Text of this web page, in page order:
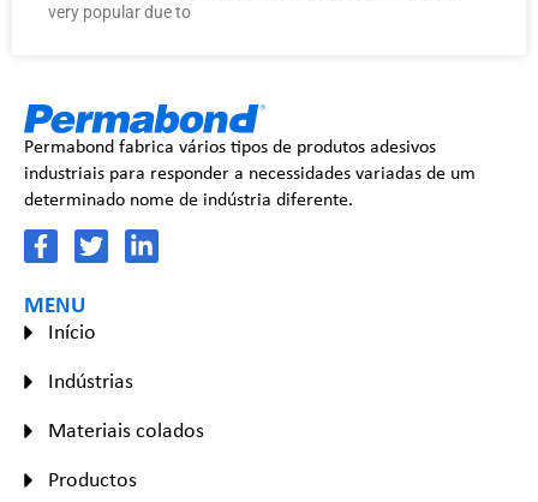
very popular due to
Permabond fabrica vários tipos de produtos adesivos
industriais para responder a necessidades variadas de um
determinado nome de indústria diferente.
MENU
Início
Indústrias
Materiais colados
Productos